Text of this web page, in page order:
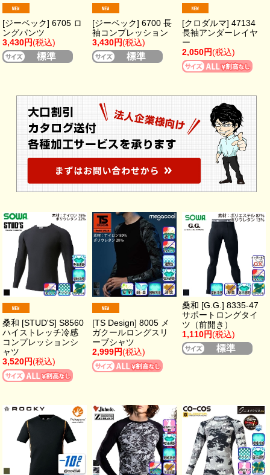
[ジーベック] 6705 ロ
ングパンツ
3,430円(税込)
[ジーベック] 6700 長
袖コンプレッション
3,430円(税込)
[クロダルマ] 47134
長袖アンダーレイヤ
ー
2,050円(税込)
桑和 [STUD'S] S8560
ハイストレッチ冷感
コンプレッションシ
ャツ
3,520円(税込)
[TS Design] 8005 メ
ガクールロングスリ
ーブシャツ
2,999円(税込)
桑和 [G.G.] 8335-47
サポートロングタイ
ツ（前開き）
1,110円(税込)